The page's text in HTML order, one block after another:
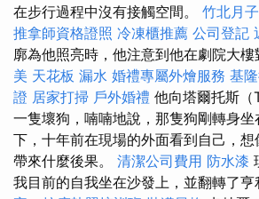
在步行過程中沒有接觸空間。 竹北月
推拿師資格證照 冷凍櫃推薦 公司登記
廓為他照亮時，他注意到他在劇院大樓
美 天花板 漏水 婚禮專屬外燴服務 基
證 居家打掃 戶外婚禮 他向塔爾托斯（
一隻壞狗，喃喃地說，那隻狗剛轉身
下，十年前在現場的外面看到自己，
帶來什麼後果。 清潔公司費用 防水漆
我目前的自我坐在沙發上，並翻轉了亨